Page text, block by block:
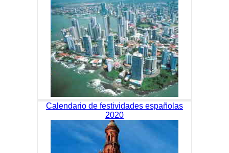
Calendario de festividades españolas
2020